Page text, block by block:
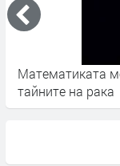
Можем да